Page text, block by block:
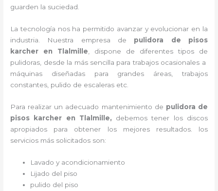
guarden la suciedad.
La tecnología nos ha permitido avanzar y evolucionar en la
industria. Nuestra empresa de pulidora de pisos
karcher en Tlalmille , dispone de diferentes tipos de
pulidoras, desde la más sencilla para trabajos ocasionales a
máquinas diseñadas para grandes áreas, trabajos
constantes, pulido de escaleras etc.
Para realizar un adecuado mantenimiento de pulidora de
pisos karcher en Tlalmille, debemos tener los discos
apropiados para obtener los mejores resultados. los
servicios más solicitados son:
Lavado y acondicionamiento
Lijado del piso
pulido del piso